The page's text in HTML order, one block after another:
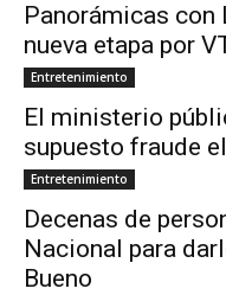
Panorámicas con
nueva etapa por
Entretenimiento
El ministerio
supuesto fraude
Entretenimiento
Decenas de
Nacional para
Bueno